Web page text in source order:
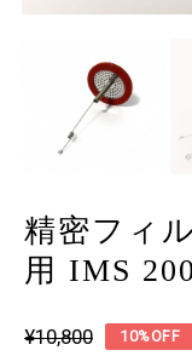
精密フィ
用 IMS
¥10,800 10%OFF